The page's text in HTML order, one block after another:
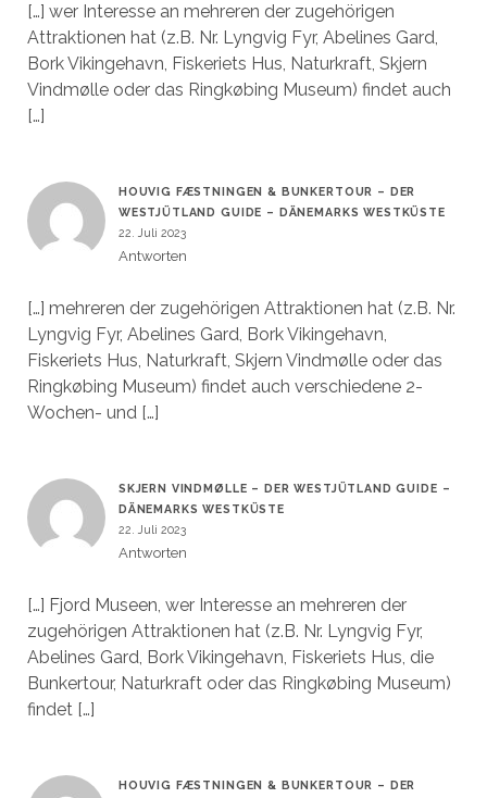
[…] wer Interesse an mehreren der zugehörigen
Attraktionen hat (z.B. Nr. Lyngvig Fyr, Abelines Gard,
Bork Vikingehavn, Fiskeriets Hus, Naturkraft, Skjern
Vindmølle oder das Ringkøbing Museum) findet auch
[…]
HOUVIG FÆSTNINGEN & BUNKERTOUR – DER
WESTJÜTLAND GUIDE – DÄNEMARKS WESTKÜSTE
22. Juli 2023
Antworten
[…] mehreren der zugehörigen Attraktionen hat (z.B. Nr.
Lyngvig Fyr, Abelines Gard, Bork Vikingehavn,
Fiskeriets Hus, Naturkraft, Skjern Vindmølle oder das
Ringkøbing Museum) findet auch verschiedene 2-
Wochen- und […]
SKJERN VINDMØLLE – DER WESTJÜTLAND GUIDE –
DÄNEMARKS WESTKÜSTE
22. Juli 2023
Antworten
[…] Fjord Museen, wer Interesse an mehreren der
zugehörigen Attraktionen hat (z.B. Nr. Lyngvig Fyr,
Abelines Gard, Bork Vikingehavn, Fiskeriets Hus, die
Bunkertour, Naturkraft oder das Ringkøbing Museum)
findet […]
HOUVIG FÆSTNINGEN & BUNKERTOUR – DER